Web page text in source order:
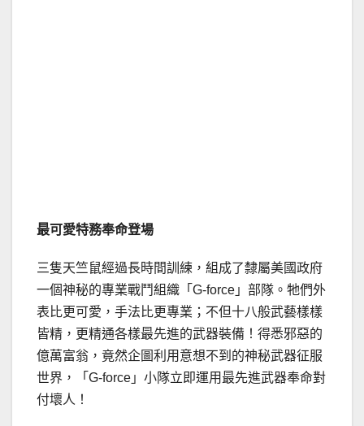
最可愛特務奉命登場
三隻天竺鼠經過長時間訓練，組成了隸屬美國政府
一個神秘的專業戰鬥組織「G-force」部隊。牠們外
表比更可愛，手法比更專業；不但十八般武藝樣樣
皆精，更精通各樣最先進的武器裝備！得悉邪惡的
億萬富翁，竟然企圖利用意想不到的神秘武器征服
世界，「G-force」小隊立即運用最先進武器奉命對
付壞人！